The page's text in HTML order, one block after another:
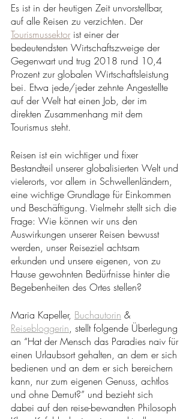
Es ist in der heutigen Zeit unvorstellbar,
auf alle Reisen zu verzichten. Der
Tourismussektor ist einer der
bedeutendsten Wirtschaftszweige der
Gegenwart und trug 2018 rund 10,4
Prozent zur globalen Wirtschaftsleistung
bei. Etwa jede/jeder zehnte Angestellte
auf der Welt hat einen Job, der im
direkten Zusammenhang mit dem
Tourismus steht.
Reisen ist ein wichtiger und fixer
Bestandteil unserer globalisierten Welt und
vielerorts, vor allem in Schwellenländern,
eine wichtige Grundlage für Einkommen
und Beschäftigung. Vielmehr stellt sich die
Frage: Wie können wir uns den
Auswirkungen unserer Reisen bewusst
werden, unser Reiseziel achtsam
erkunden und unsere eigenen, von zu
Hause gewohnten Bedürfnisse hinter die
Begebenheiten des Ortes stellen?
Maria Kapeller, Buchautorin &
Reisebloggerin, stellt folgende Überlegung
an “Hat der Mensch das Paradies naiv für
einen Urlaubsort gehalten, an dem er sich
bedienen und an dem er sich bereichern
kann, nur zum eigenen Genuss, achtlos
und ohne Demut?” und bezieht sich
dabei auf den reise-bewandten Philosoph